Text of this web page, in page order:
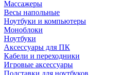
Массажеры
Весы напольные
Ноутбуки и компьютеры
Моноблоки
Ноутбуки
Аксессуары для ПК
Кабели и переходники
Игровые аксессуары
Подставки для ноутбуков